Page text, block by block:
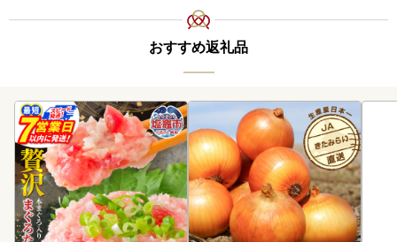
おすすめ返礼品